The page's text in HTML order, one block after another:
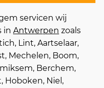
servicen wij
in Antwerpen zoals
Lint, Aartselaar,
Mechelen, Boom,
Berchem,
Hoboken, Niel,